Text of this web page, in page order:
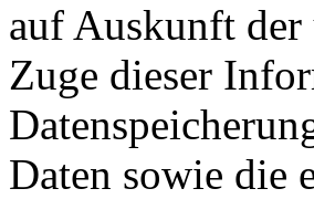
auf Auskunft der
Zuge dieser
Daten sowie die